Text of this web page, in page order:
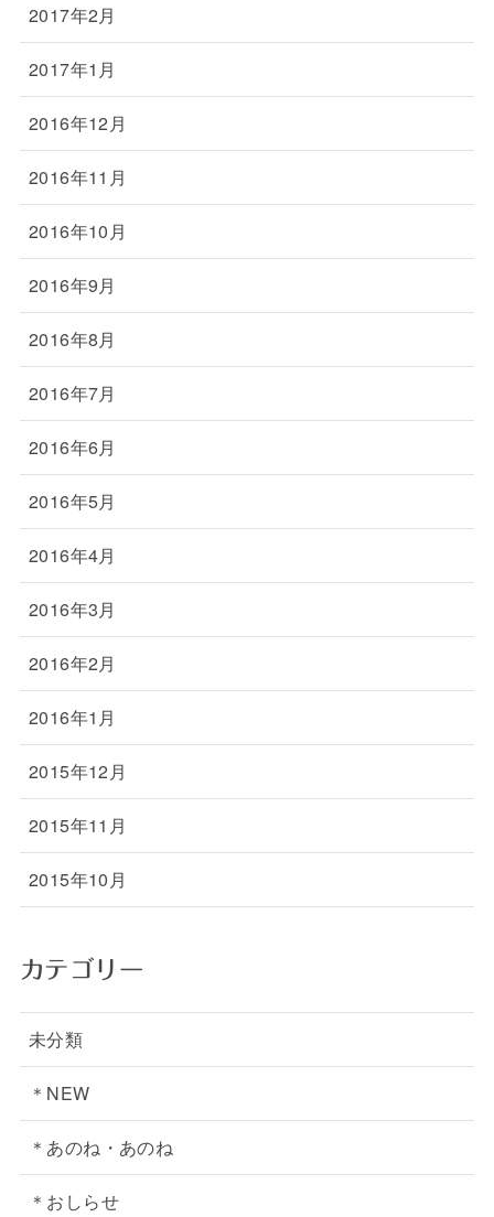
2017年2月
2017年1月
2016年12月
2016年11月
2016年10月
2016年9月
2016年8月
2016年7月
2016年6月
2016年5月
2016年4月
2016年3月
2016年2月
2016年1月
2015年12月
2015年11月
2015年10月
カテゴリー
未分類
＊NEW
＊あのね・あのね
＊おしらせ